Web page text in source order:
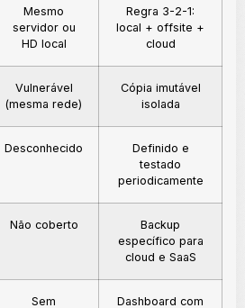
Mesmo
servidor ou
HD local
Regra 3-2-1:
local + offsite +
cloud
Vulnerável
(mesma rede)
Cópia imutável
isolada
Desconhecido
Definido e
testado
periodicamente
Não coberto
Backup
específico para
cloud e SaaS
Sem
Dashboard com